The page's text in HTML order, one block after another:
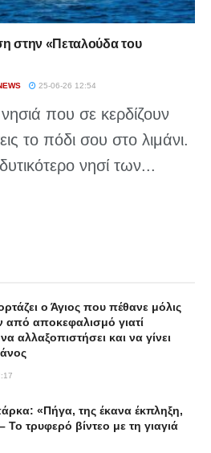
στην «Πεταλούδα του
25-06-26 12:54
που σε κερδίζουν
το πόδι σου στο λιμάνι.
νησί των...
ο Άγιος που πέθανε μόλις
από αποκεφαλισμό γιατί
αλλαξοπιστήσει και να γίνει
«Πήγα, της έκανα έκπληξη,
Το τρυφερό βίντεο με τη γιαγιά